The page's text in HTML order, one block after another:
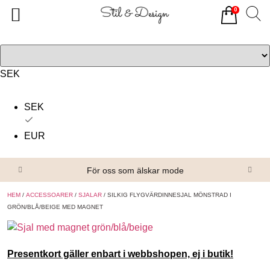
SEK
SEK
EUR
För oss som älskar mode
HEM / ACCESSOARER / SJALAR / SILKIG FLYGVÄRDINNESJAL MÖNSTRAD I
GRÖN/BLÅ/BEIGE MED MAGNET
Presentkort gäller enbart i webbshopen, ej i butik!
0
Alla produkter
Om oss